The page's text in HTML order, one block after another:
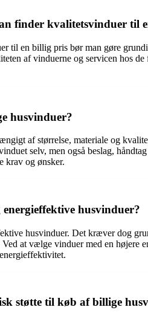
finder kvalitetsvinduer til
til en billig pris bør man gøre
af vinduerne og servicen hos
husvinduer?
af størrelse, materiale og
selv, men også beslag,
krav og ønsker.
husvinduer?
husvinduer. Det kræver dog
at vælge vinduer med en
støtte til køb af billige